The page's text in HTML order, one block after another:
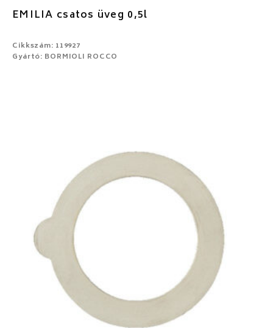
EMILIA csatos üveg 0,5l
Cikkszám: 119927
Gyártó: BORMIOLI ROCCO